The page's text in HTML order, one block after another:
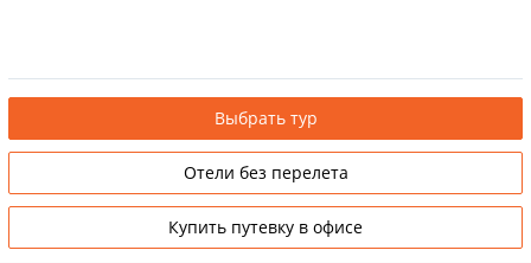
Выбрать тур
Отели без перелета
Купить путевку в офисе
Сетевые отели ОАЭ
Сетевые отели Шри Ланки